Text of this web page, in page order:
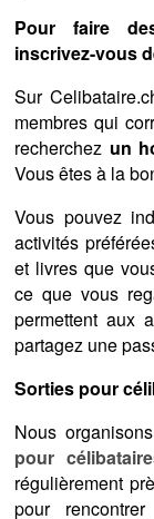
Pour faire
inscrivez-vous
Sur
membres qui
recherchez un
Vous êtes à la
Vous pouvez
activités
et livres que
ce que vous
permettent aux
partagez une
Sorties pour
Nous
pour
régulièrement
pour rencontrer